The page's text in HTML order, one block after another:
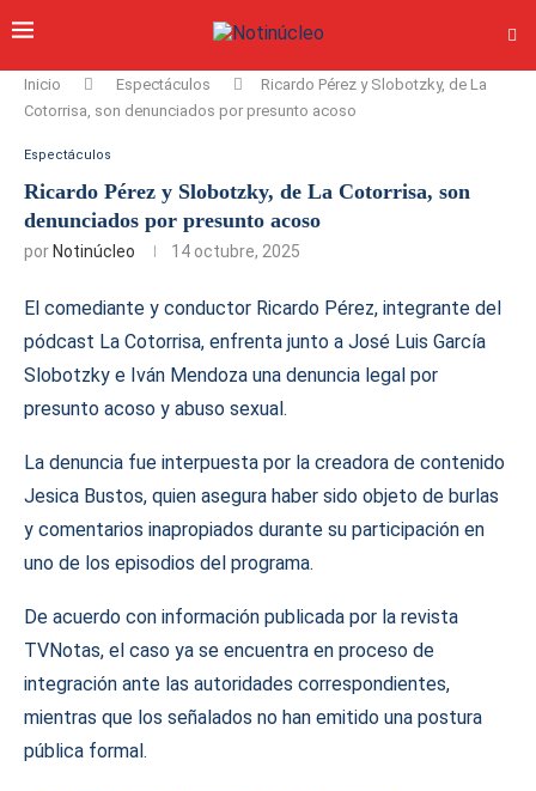
Inicio Espectáculos
Ricardo Pérez y Slobotzky, de La
Cotorrisa, son denunciados por presunto acoso
Espectáculos
Ricardo Pérez y Slobotzky, de La Cotorrisa, son
denunciados por presunto acoso
por Notinúcleo 14 octubre, 2025
El comediante y conductor Ricardo Pérez, integrante del
pódcast La Cotorrisa, enfrenta junto a José Luis García
Slobotzky e Iván Mendoza una denuncia legal por
presunto acoso y abuso sexual.
La denuncia fue interpuesta por la creadora de contenido
Jesica Bustos, quien asegura haber sido objeto de burlas
y comentarios inapropiados durante su participación en
uno de los episodios del programa.
De acuerdo con información publicada por la revista
TVNotas, el caso ya se encuentra en proceso de
integración ante las autoridades correspondientes,
mientras que los señalados no han emitido una postura
pública formal.